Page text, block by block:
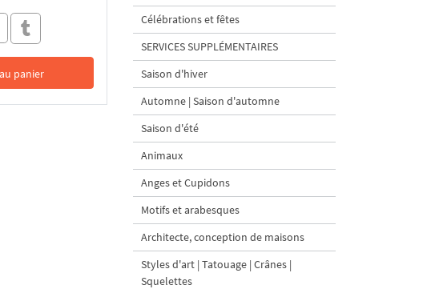
panier
panier
Célébrations et fêtes
SERVICES SUPPLÉMENTAIRES
Saison d'hiver
Automne | Saison d'automne
Saison d'été
Animaux
Anges et Cupidons
Motifs et arabesques
Architecte, conception de maisons
Styles d'art | Tatouage | Crânes |
Squelettes